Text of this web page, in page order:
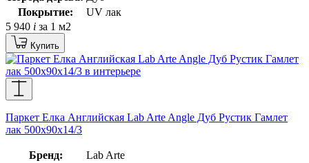
Покрытие:
UV лак
5 940 i за 1 м2
Купить
Паркет Елка Английская Lab Arte Angle Дуб Рустик Гамлет
лак 500х90х14/3
Бренд:
Lab Arte